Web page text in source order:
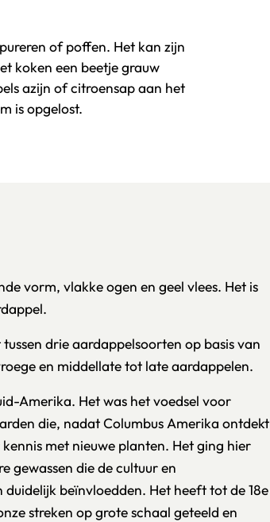
of poffen. Het kan zijn
koken een beetje grauw
azijn of citroensap aan het
is opgelost.
vorm, vlakke ogen en geel vlees. Het is
drie aardappelsoorten op basis van
en middellate tot late aardappelen.
Amerika. Het was het voedsel voor
die, nadat Columbus Amerika ontdekt
met nieuwe planten. Het ging hier
gewassen die de cultuur en
beïnvloedden. Het heeft tot de 18e
streken op grote schaal geteeld en